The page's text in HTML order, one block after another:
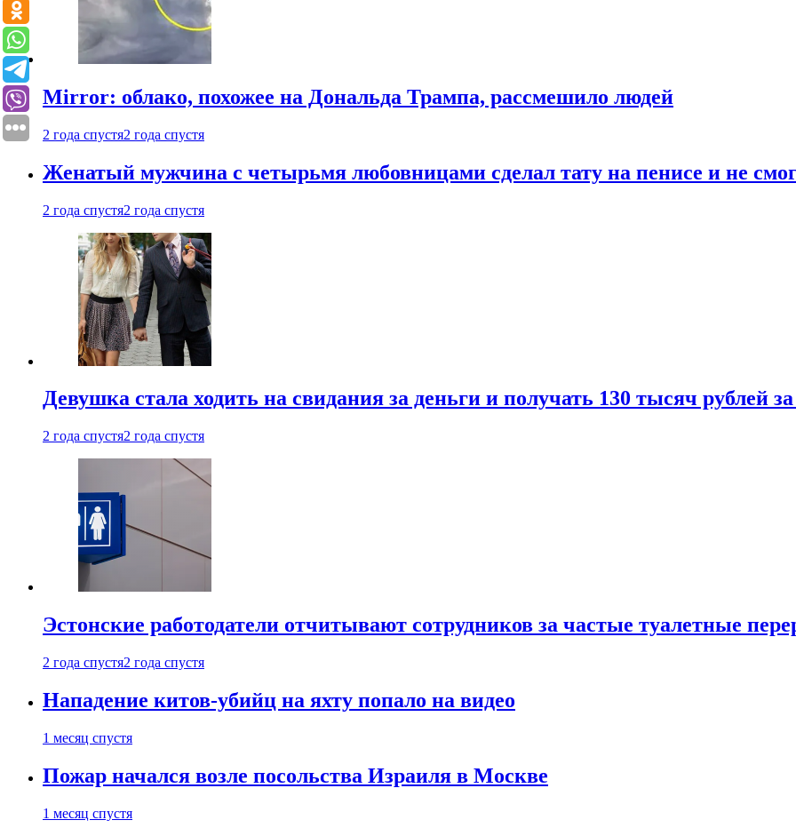
Mirror: облако, похожее на Дональда Трампа, рассмешило людей
2 года спустя2 года спустя
Женатый мужчина с четырьмя любовницами сделал тату на пенисе и не
2 года спустя2 года спустя
Девушка стала ходить на свидания за деньги и получать 130 тысяч рублей
2 года спустя2 года спустя
Эстонские работодатели отчитывают сотрудников за частые туалетные
2 года спустя2 года спустя
Нападение китов-убийц на яхту попало на видео
1 месяц спустя
Пожар начался возле посольства Израиля в Москве
1 месяц спустя